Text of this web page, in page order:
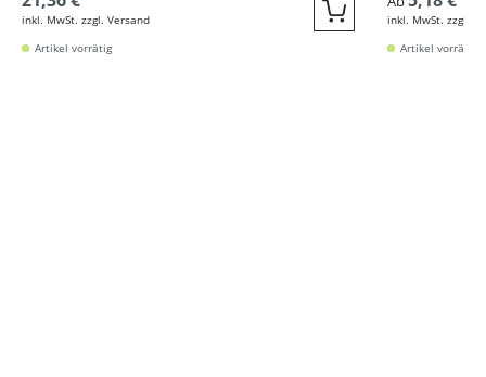
inkl. MwSt. zzgl. Versand Quickbuy
Artikel vorrätig
inkl. MwSt. zzgl.
Artikel vorrätig